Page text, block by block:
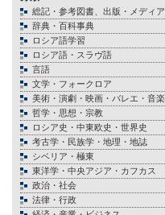
総記・参考図書、出版・メディア
辞典・百科事典
ロシア語学習
ロシア語・スラヴ語
言語
文学・フォークロア
美術・演劇・映画・バレエ・音楽
哲学・思想・宗教
ロシア史・中東欧史・世界史
考古学・民族学・地理・地誌
シベリア・極東
東洋学・中央アジア・カフカス
政治・社会
法律・行政